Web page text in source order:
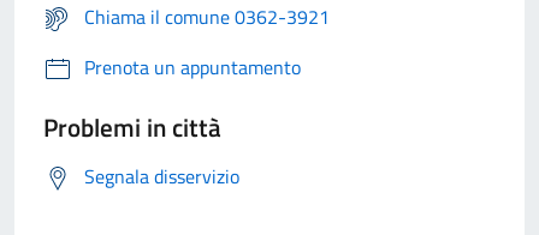
Chiama il comune 0362-3921
Prenota un appuntamento
Problemi in città
Segnala disservizio